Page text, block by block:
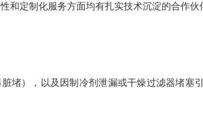
和定制化服务方面均有扎实技术沉淀的合作伙
堵），以及因制冷剂泄漏或干燥过滤器堵塞